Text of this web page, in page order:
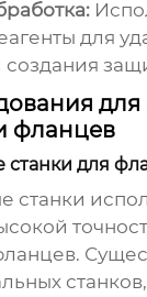
для
создания
для
фланцев
для
станки